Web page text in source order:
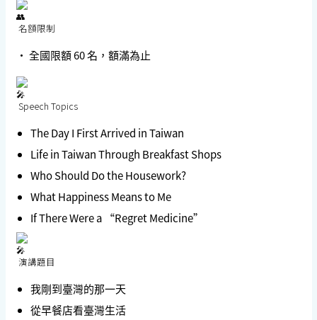
名額限制
• 全國限額60 名 ，額滿為止
Speech Topics
The Day I First Arrived in Taiwan
Life in Taiwan Through Breakfast Shops
Who Should Do the Housework?
What Happiness Means to Me
If There Were a “Regret Medicine”
演講題目
我剛到臺灣的那一天
從早餐店看臺灣生活